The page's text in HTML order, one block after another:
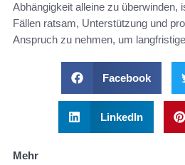
Abhängigkeit alleine zu überwinden,
Fällen ratsam, Unterstützung und
Anspruch zu nehmen, um
Facebook
LinkedIn
Mehr